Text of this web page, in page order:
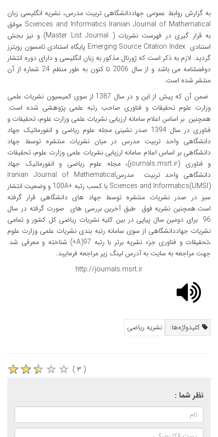
به گزارش روابط عمومی جهاددانشگاهی تربیت مدرس، نشریه انگلیسی زبان
Iranian Journal of Mathematical
Sciences and Informatics موفق
به قرار گیری در فهرست نشریات ( Journal
Master List) و نیز بخش
استنادیEmerging Source Citation Index پایگاه استنادی تامسون رویترز
گردید. لازم به ذکر است که ژورنال مذکور به زبان انگلیسی و دارای دوره انتشار
دوفصلنامه می باشد و از سال 2006 تا کنون به طور منظم 24 شماره از آن
منتشر شده است.
ضمن آن که پیش از این و در سال 1387 از سوی کمیسیون نشریات علمی
وزارت علوم تحقیقات و فناوری صاحب رتبه علمی پژوهشی شده است.
همچنین بر اساس اعلام سامانه ارزیابی نشریات علمی وزارت علوم، تحقیقات و
فناوری در سال 1394 صدر نشینی مجله علوم ریاضی و انفورماتیک جهاد
دانشگاهی واحد تربیت مدرس در میان نشریات منتشره توسط جهاد
دانشگاهی بر اساس اعلام سامانه ارزیابی نشریات علمی وزارت علوم، تحقیقات
و فناوری (journals.msrt.ir)، مجله علوم ریاضی و انفورماتیک جهاد
دانشگاهی واحد تربیت مدرسIranian Journal of Mathematical
Sciences and Informatics(IJMSI) با کسب رتبه 100A+ و وضعیت انتشار
سبز در صدر نشریات منتشره توسط جهاد های دانشگاهی قرار گرفته
است.همچنین نشریه فوق طبق آخرین بررسی های صورت گرفته در سال
96 برای دومین سال پیاپی در بین کلیه نشریات ریاضی کل کشور و تمامی
نشریات جهاددانشگاهی از سوی سامانه رتبه بندی نشریات علمی وزارت علوم
،تحقیقات و فناوری جزء نشریه برتر با رتبه (+A)97 شناخته و معرفی شد.
جهت مراجعه به سایت به آدرس لینگ زیر مراجعه فرمایید.
http://journals.msrt.ir
کلیدواژه‌ها: نشریه ریاضی
( ۳ )
نظر شما :